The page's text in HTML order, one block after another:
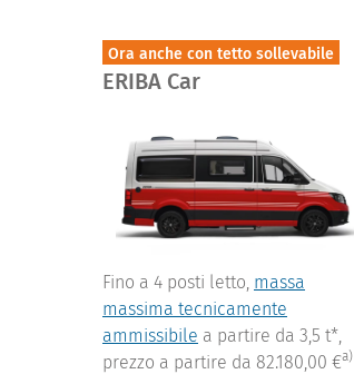
Ora anche con tetto sollevabile
ERIBA Car
Fino a 4 posti letto, massa
massima tecnicamente
ammissibile a partire da 3,5 t*,
prezzo a partire da 82.180,00 €a)